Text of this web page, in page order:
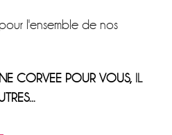
l'ensemble de nos
CORVEE POUR VOUS, IL